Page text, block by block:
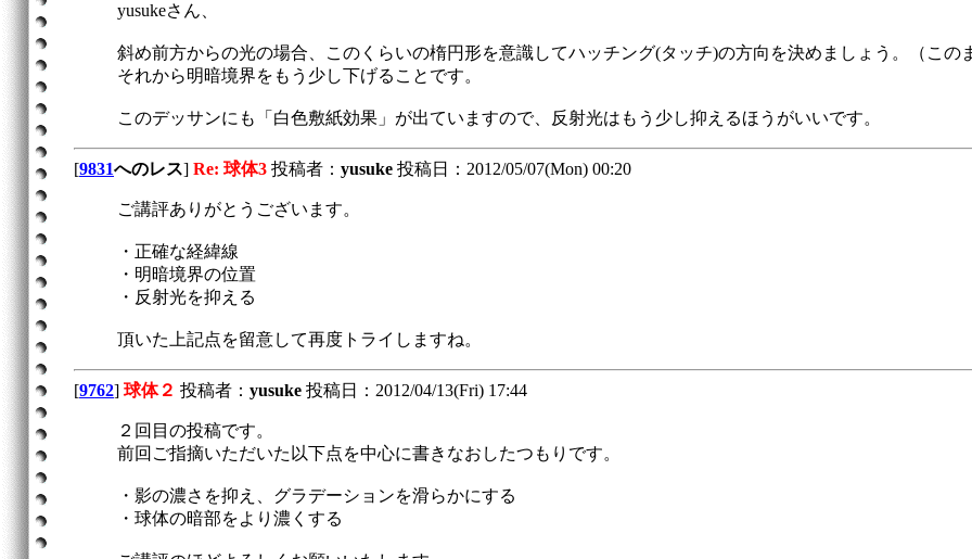
yusukeさん、
斜め前方からの光の場合、このくらいの楕円形を意識してハッチング(タッチ)の方向を決めましょう。（この
それから明暗境界をもう少し下げることです。
このデッサンにも「白色敷紙効果」が出ていますので、反射光はもう少し抑えるほうがいいです。
[9831へのレス] Re: 球体3 投稿者： yusuke 投稿日：2012/05/07(Mon) 00:20
ご講評ありがとうございます。
・正確な経緯線
・明暗境界の位置
・反射光を抑える
頂いた上記点を留意して再度トライしますね。
[9762] 球体２ 投稿者： yusuke 投稿日：2012/04/13(Fri) 17:44
２回目の投稿です。
前回ご指摘いただいた以下点を中心に書きなおしたつもりです。
・影の濃さを抑え、グラデーションを滑らかにする
・球体の暗部をより濃くする